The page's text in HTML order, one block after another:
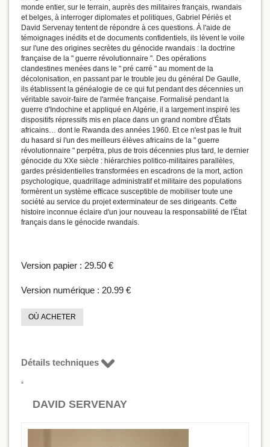
monde entier, sur le terrain, auprès des militaires français, rwandais
et belges, à interroger diplomates et politiques, Gabriel Périès et
David Servenay tentent de répondre à ces questions. À l'aide de
témoignages inédits et de documents confidentiels, ils lèvent le voile
sur l'une des origines secrètes du génocide rwandais : la doctrine
française de la " guerre révolutionnaire ". Des opérations
clandestines menées dans le " pré carré " au moment de la
décolonisation, en passant par le trouble jeu du général De Gaulle,
ils établissent la généalogie de ce qui fut pendant des décennies un
véritable savoir-faire de l'armée française. Formalisé pendant la
guerre d'Indochine et appliqué en Algérie, il a largement inspiré les
dispositifs répressifs mis en place dans un grand nombre d'États
africains… dont le Rwanda des années 1960. Et ce n'est pas le fruit
du hasard si l'un des meilleurs élèves africains de la " guerre
révolutionnaire " perpétra, plus de trois décennies plus tard, le dernier
génocide du XXe siècle : hiérarchies politico-militaires parallèles,
gardes présidentielles transformées en escadrons de la mort, action
psychologique, quadrillage administratif et militaire des populations
formèrent un système efficace susceptible de mobiliser toute une
société au service du projet exterminateur de ses dirigeants. Cette
histoire inconnue éclaire d'un jour nouveau la responsabilité de l'État
français dans le génocide rwandais.
Version papier : 29.50 €
Version numérique : 20.99 €
OÙ ACHETER
Détails techniques
DAVID SERVENAY